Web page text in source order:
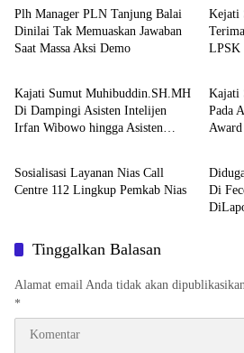
Plh Manager PLN Tanjung Balai
Dinilai Tak Memuaskan Jawaban
Saat Massa Aksi Demo
Kejati
LPSK
Berita
Kajati Sumut Muhibuddin.SH.MH
Di Dampingi Asisten Intelijen
Irfan Wibowo hingga Asisten
Kajati
Pada
Award
Berita
Sosialisasi Layanan Nias Call
Centre 112 Lingkup Pemkab Nias
Berita
Di
Tinggalkan Balasan
Alamat email Anda tidak akan
*